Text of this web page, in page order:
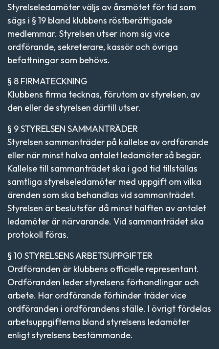
Styrelseledamöter väljs av årsmötet för tid som
sägs i § 19 bland klubbens röstberättigade
medlemmar. Styrelsen utser inom sig vice
ordförande, sekreterare, kassör och övriga
befattningar som behövs.
§ 8 FIRMATECKNING
Klubbens firma tecknas, förutom av styrelsen, av
den eller de styrelsen därtill utser.
§ 9 STYRELSEN SAMMANTRÄDER
Styrelsen sammanträder på kallelse av ordförande
eller när minst halva antalet ledamöter så begär.
Kallelse till sammanträdet ska i god tid tillställas
samtliga styrelseledamöter med uppgift om vilka
ärenden som ska behandlas vid sammanträdet.
Styrelsen är beslutsför då minst hälften av antalet
ledamöter är närvarande. Vid sammanträdet ska
protokoll föras.
§ 10 STYRELSENS ARBETSUPPGIFTER
Ordföranden är klubbens officielle representant.
Ordföranden leder styrelsens förhandlingar och
arbete. Har ordförande förhinder träder vice
ordföranden i ordförandens ställe. I övrigt fördelas
arbetsuppgifterna bland styrelsens ledamöter
enligt styrelsens bestämmande.